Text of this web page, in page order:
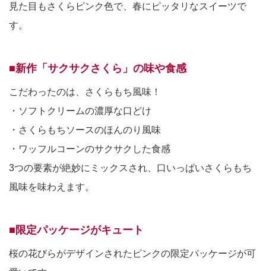
見た目もさくらピンク色で、春にピッタリなスイーツで
す。
■新作「サクサクさくら」の味や食感
こだわったのは、さくらもち風味！
・ソフトクリームの濃厚な口どけ
・さくらもちソースのほんのり風味
・ワッフルコーンのサクサクした食感
3つの要素が絶妙にミックスされ、口いっぱいさくらもち
風味を味わえます。
■限定パッケージがキュート
桜の花びらがデザインされたピンクの限定パッケージが可